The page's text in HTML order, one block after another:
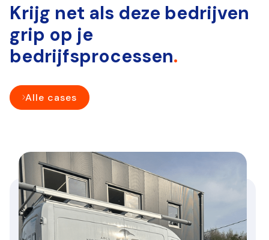
Krijg net als deze bedrijven
grip op je
bedrijfsprocessen.
Alle cases